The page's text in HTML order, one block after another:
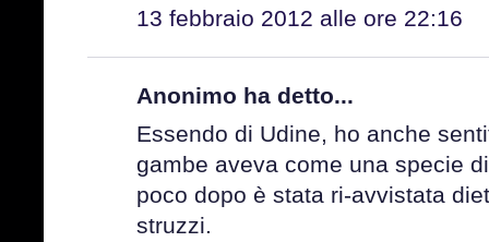
13 febbraio 2012 alle ore 22:16
Anonimo ha detto...
Essendo di Udine, ho anche
gambe aveva come una specie
poco dopo è stata ri-avvistata
struzzi.